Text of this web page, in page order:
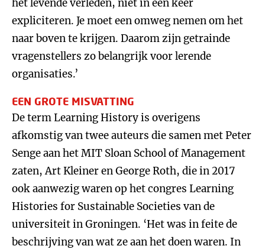
het levende verleden, niet in een keer
expliciteren. Je moet een omweg nemen om het
naar boven te krijgen. Daarom zijn getrainde
vragenstellers zo belangrijk voor lerende
organisaties.’
EEN GROTE MISVATTING
De term Learning History is overigens
afkomstig van twee auteurs die samen met Peter
Senge aan het MIT Sloan School of Management
zaten, Art Kleiner en George Roth, die in 2017
ook aanwezig waren op het congres Learning
Histories for Sustainable Societies van de
universiteit in Groningen. ‘Het was in feite de
beschrijving van wat ze aan het doen waren. In